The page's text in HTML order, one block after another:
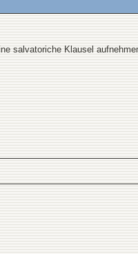
salvatoriche Klausel